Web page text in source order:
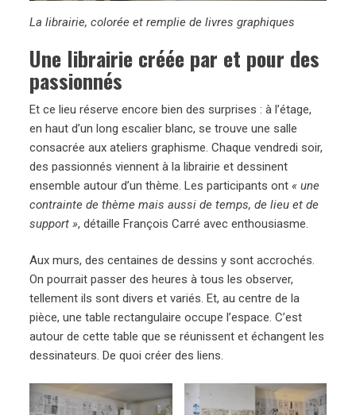
La librairie, colorée et remplie de livres graphiques
Une librairie créée par et pour des
passionnés
Et ce lieu réserve encore bien des surprises : à l’étage,
en haut d’un long escalier blanc, se trouve une salle
consacrée aux ateliers graphisme. Chaque vendredi soir,
des passionnés viennent à la librairie et dessinent
ensemble autour d’un thème. Les participants ont« une
contrainte de thème mais aussi de temps, de lieu et de
support », détaille François Carré avec enthousiasme.
Aux murs, des centaines de dessins y sont accrochés.
On pourrait passer des heures à tous les observer,
tellement ils sont divers et variés. Et, au centre de la
pièce, une table rectangulaire occupe l’espace. C’est
autour de cette table que se réunissent et échangent les
dessinateurs. De quoi créer des liens.